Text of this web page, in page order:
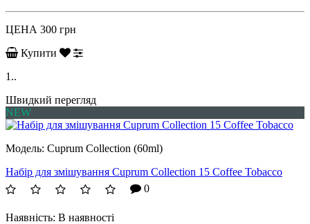
ЦЕНА 300 грн
Купити
1..
Швидкий перегляд
NEW
Модель: Cuprum Collection (60ml)
Набір для змішування Cuprum Collection 15 Coffee Tobacco
0
Наявність: В наявності